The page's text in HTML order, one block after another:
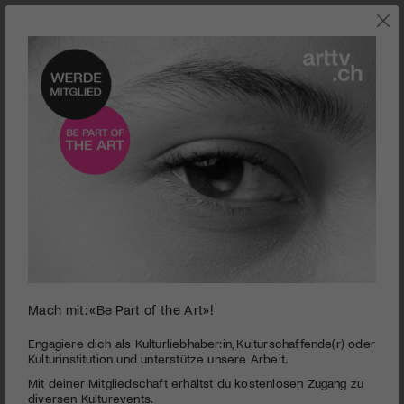
SZENE
seconds
minutes,
Ehre für das Trans- und Queer Kollektiv «House of
Poderosa»
PUBLIZIERT AM 29. NOVEMBER 2022
Mach mit: «Be Part of the Art»!
Engagiere dich als Kulturliebhaber:in, Kulturschaffende(r) oder
Kulturinstitution und unterstütze unsere Arbeit.
Mit deiner Mitgliedschaft erhältst du kostenlosen Zugang zu
diversen Kulturevents.